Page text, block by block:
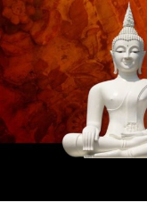
Aller
au
contenu